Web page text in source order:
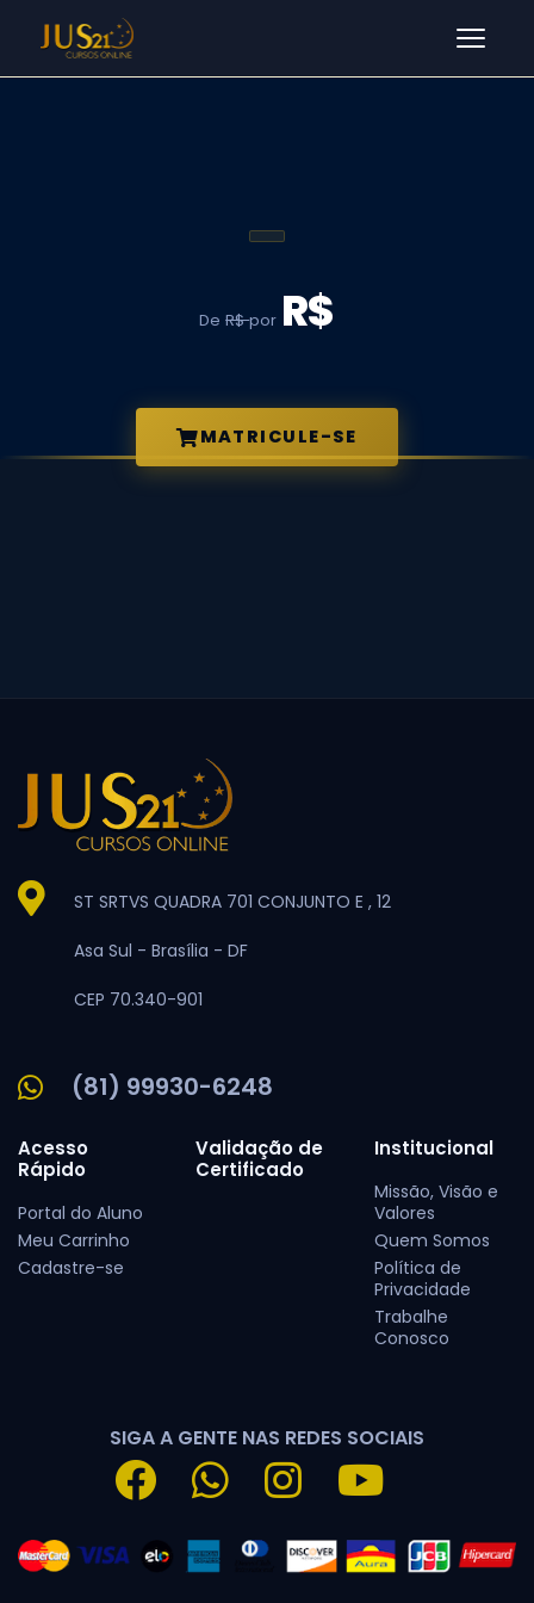
DeR$por R$
MATRICULE-SE
ST SRTVS QUADRA 701 CONJUNTO E , 12
Asa Sul - Brasília - DF
CEP 70.340-901
(81) 99930-6248
Acesso
Rápido
Portal do Aluno
Meu Carrinho
Cadastre-se
Validação de
Certificado
Institucional
Missão, Visão e
Valores
Quem Somos
Política de
Privacidade
Trabalhe
Conosco
SIGA A GENTE NAS REDES SOCIAIS